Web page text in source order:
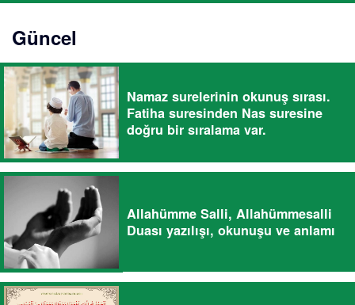
Güncel
Namaz surelerinin okunuş sırası.
Fatiha suresinden Nas suresine
doğru bir sıralama var.
Allahümme Salli, Allahümmesalli
Duası yazılışı, okunuşu ve anlamı